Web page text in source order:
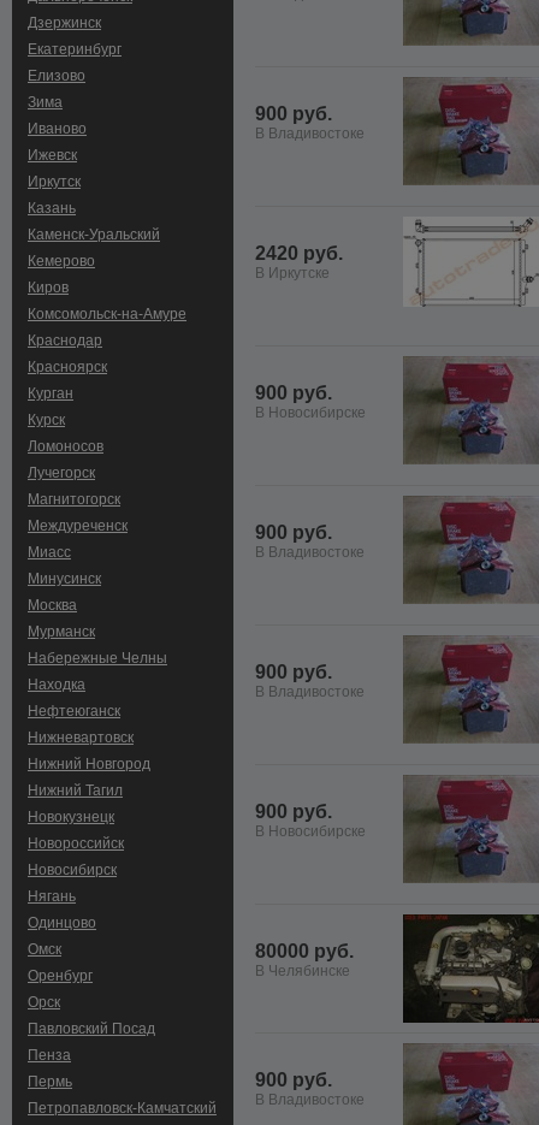
Дзержинск
Екатеринбург
Елизово
Зима
Иваново
Ижевск
Иркутск
Казань
Каменск-Уральский
Кемерово
Киров
Комсомольск-на-Амуре
Краснодар
Красноярск
Курган
Курск
Ломоносов
Лучегорск
Магнитогорск
Междуреченск
Миасс
Минусинск
Москва
Мурманск
Набережные Челны
Находка
Нефтеюганск
Нижневартовск
Нижний Новгород
Нижний Тагил
Новокузнецк
Новороссийск
Новосибирск
Нягань
Одинцово
Омск
Оренбург
Орск
Павловский Посад
Пенза
Пермь
Петропавловск-Камчатский
900 руб.
В Владивостоке
2420 руб.
В Иркутске
900 руб.
В Новосибирске
900 руб.
В Владивостоке
900 руб.
В Владивостоке
900 руб.
В Новосибирске
80000 руб.
В Челябинске
900 руб.
В Владивостоке